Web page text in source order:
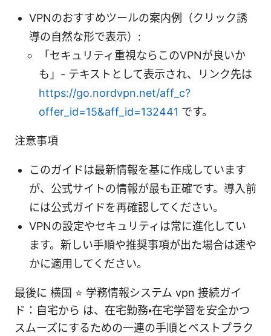
VPNのおすすめツールの案内例（クリック誘
導の自然な形で表示）:
「セキュリティ重視ならこのVPNが良いか
も」- テキストとして表示され、リンク先は
https://go.nordvpn.net/aff_c?
offer_id=15&aff_id=132441 です。
注意事項
このガイドは最新情報を基に作成しています
が、公式サイトの情報が最も正確です。導入前
には公式ガイドを再確認してください。
VPNの設定やセキュリティは常に進化してい
ます。新しい手順や推奨事項が出た場合は速や
かに適用してください。
最後に 横国 ⭐ 学務情報システム vpn 接続ガイ
ド：自宅から は、在宅勤務・在宅学習を安全かつ
スムーズにするための一連の手順とベストプラク